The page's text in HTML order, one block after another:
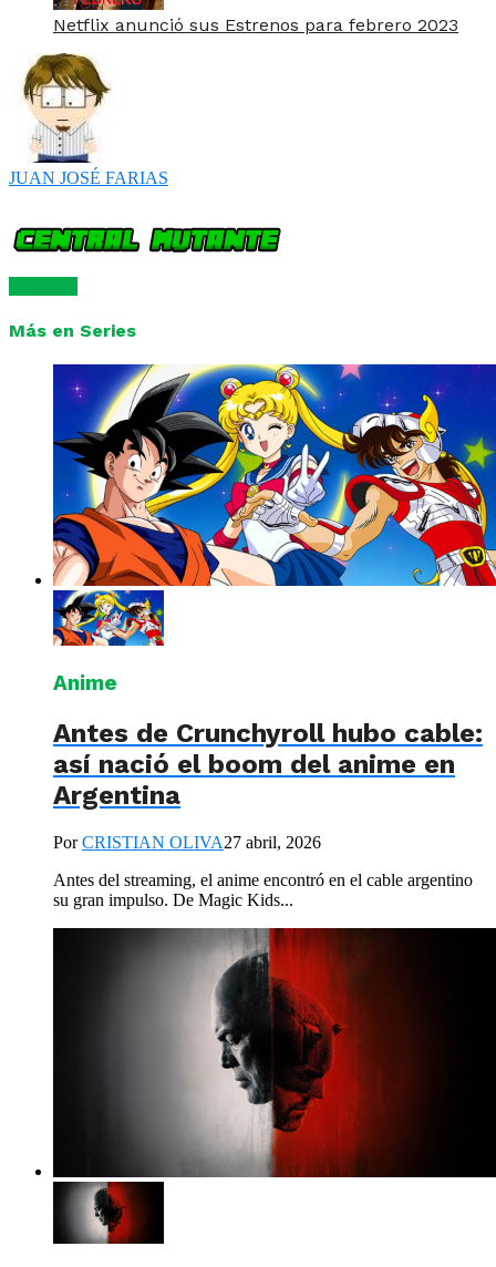
Netflix anunció sus Estrenos para febrero 2023
JUAN JOSÉ FARIAS
Más en Series
Anime
Antes de Crunchyroll hubo cable:
así nació el boom del anime en
Argentina
PorCRISTIAN OLIVA27 abril, 2026
Antes del streaming, el anime encontró en el cable argentino
su gran impulso. De Magic Kids...